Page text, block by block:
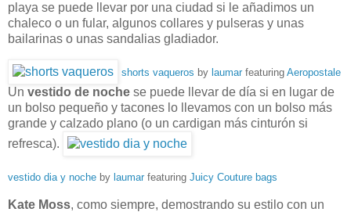
playa se puede llevar por una ciudad si le añadimos un
chaleco o un fular, algunos collares y pulseras y unas
bailarinas o unas sandalias gladiador.
shorts vaqueros by laumar featuring Aeropostale
Un vestido de noche se puede llevar de día si en lugar de
un bolso pequeño y tacones lo llevamos con un bolso más
grande y calzado plano (o un cardigan más cinturón si
refresca).
vestido dia y noche by laumar featuring Juicy Couture bags
Kate Moss, como siempre, demostrando su estilo con un